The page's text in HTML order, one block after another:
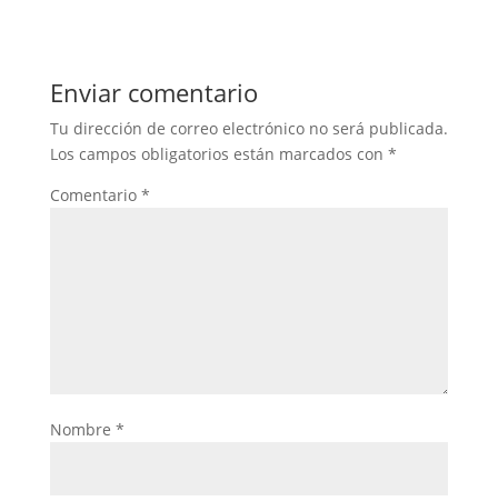
Enviar comentario
Tu dirección de correo electrónico no será publicada.
Los campos obligatorios están marcados con *
Comentario *
Nombre *